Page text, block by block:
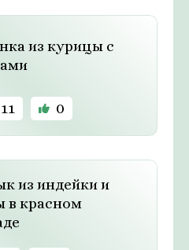
из курицы с
11 0
из индейки и
в красном